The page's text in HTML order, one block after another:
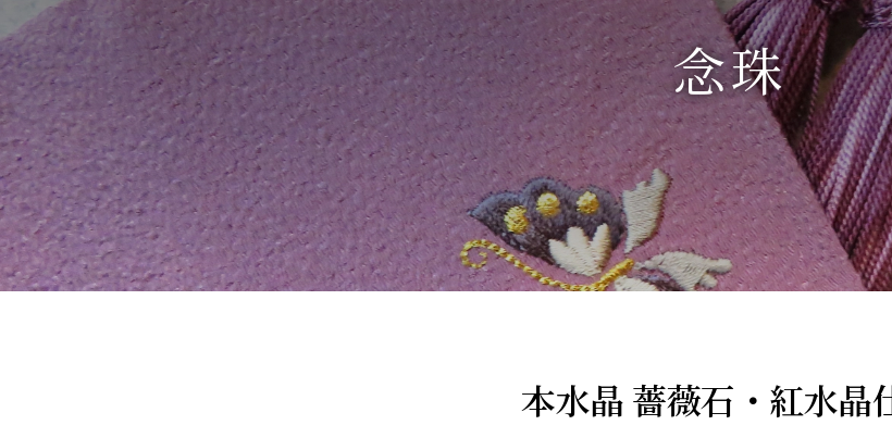
念珠
本水晶 薔薇石・紅水晶